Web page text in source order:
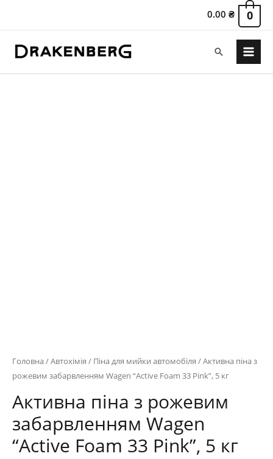
0.00₴ 0
Пошук
Main
Головна/Автохімія / Піна для мийки автомобіля / Активна піна з
рожевим забарвленням Wagen “Active Foam 33 Pink”, 5 кг
Активна піна з рожевим
забарвленням Wagen
“Active Foam 33 Pink”, 5 кг